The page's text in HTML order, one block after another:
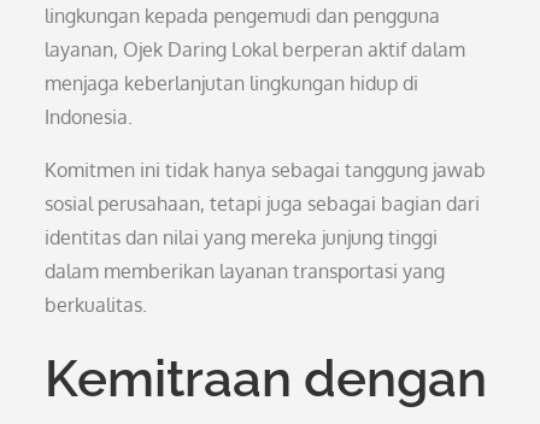
lingkungan kepada pengemudi dan pengguna
layanan, Ojek Daring Lokal berperan aktif dalam
menjaga keberlanjutan lingkungan hidup di
Indonesia.
Komitmen ini tidak hanya sebagai tanggung jawab
sosial perusahaan, tetapi juga sebagai bagian dari
identitas dan nilai yang mereka junjung tinggi
dalam memberikan layanan transportasi yang
berkualitas.
Kemitraan dengan